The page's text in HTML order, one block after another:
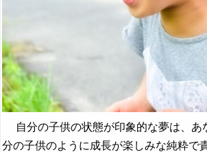
自分の子供の状態が印象的な夢は、あ
分の子供のように成長が楽しみな純粋で